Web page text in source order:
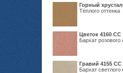
Горный
Тёплого оттенка
Цветок 4160 СС
Бархат розового
Гравий 4155 СС
Бархат светлого